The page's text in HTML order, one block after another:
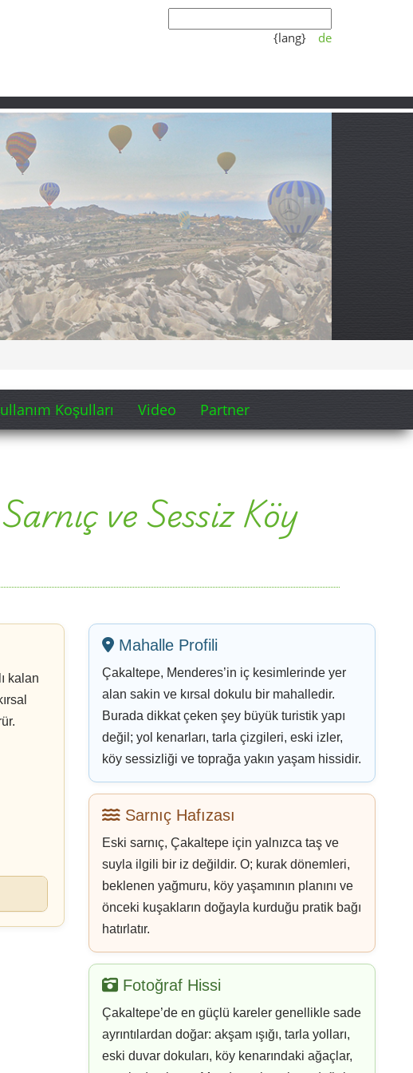
{lang} de
Koşulları
ve Sessiz Köy
Mahalle Profili
Çakaltepe, Menderes’in iç kesimlerinde yer
değil; yol kenarları, tarla çizgileri, eski izler,
köy sessizliği ve toprağa yakın yaşam hissidir.
Sarnıç Hafızası
suyla ilgili bir iz değildir. O; kurak dönemleri,
önceki kuşakların doğayla kurduğu pratik bağı
hatırlatır.
Fotoğraf Hissi
Çakaltepe’de en güçlü kareler genellikle sade
ayrıntılardan doğar: akşam ışığı, tarla yolları,
eski duvar dokuları, köy kenarındaki ağaçlar,
sessiz damlar ve Menderes kırsalının doğal
renkleri.